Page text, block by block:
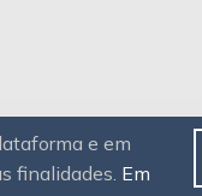
e em
finalidades. Em